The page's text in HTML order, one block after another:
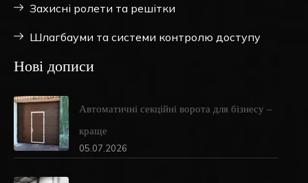
Захисні ролети та решітки
Шлагбауми та системи контролю доступу
Нові дописи
Автоматичні секційні ворота для бізнесу –
краще
05.07.2026